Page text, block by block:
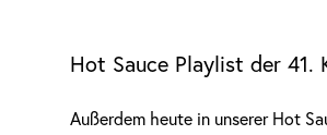
Hot Sauce Playlist der 41.
Außerdem heute in unserer Hot